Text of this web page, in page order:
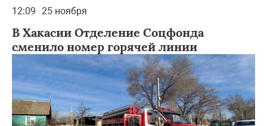
12:09 25 ноября
В Хакасии Отделение Соцфонда
сменило номер горячей линии